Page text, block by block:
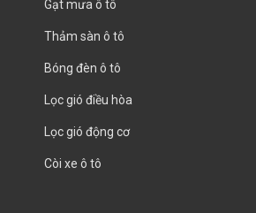
Gạt mưa ô tô
Thảm sàn ô tô
Bóng đèn ô tô
Lọc gió điều hòa
Lọc gió động cơ
Còi xe ô tô